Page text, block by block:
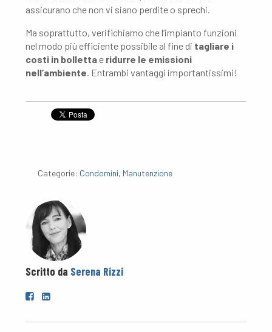
assicurano che non vi siano perdite o sprechi.
Ma soprattutto, verifichiamo che l’impianto funzioni
nel modo più efficiente possibile al fine di tagliare i
costi in bollettae ridurre le emissioni
nell’ambiente. Entrambi vantaggi importantissimi!
Categorie: Condomini, Manutenzione
Scritto da Serena Rizzi